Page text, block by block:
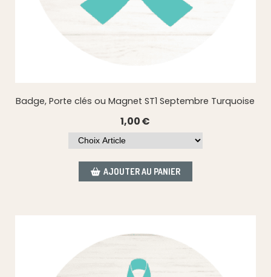
Badge, Porte clés ou Magnet ST1 Septembre Turquoise
1,00€
AJOUTER AU PANIER